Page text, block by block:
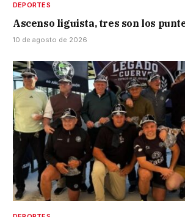
DEPORTES
Ascenso liguista, tres son los
10 de agosto de 2026